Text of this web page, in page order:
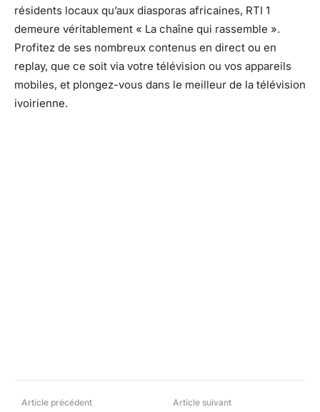
résidents locaux qu’aux diasporas africaines, RTI 1
demeure véritablement « La chaîne qui rassemble ».
Profitez de ses nombreux contenus en direct ou en
replay, que ce soit via votre télévision ou vos appareils
mobiles, et plongez-vous dans le meilleur de la télévision
ivoirienne.
Article précédent Article suivant